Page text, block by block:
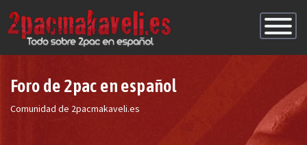
de
Foro de 2pac en español
Comunidad de 2pacmakaveli.es